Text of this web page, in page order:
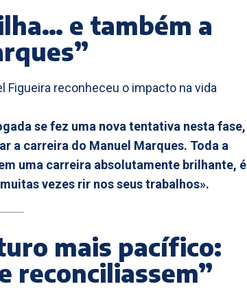
e também a
Figueira reconheceu o impacto na vida
se fez uma nova tentativa nesta fase,
a carreira do Manuel Marques. Toda a
uma carreira absolutamente brilhante, é
vezes rir nos seus trabalhos».
mais pacífico:
reconciliassem”